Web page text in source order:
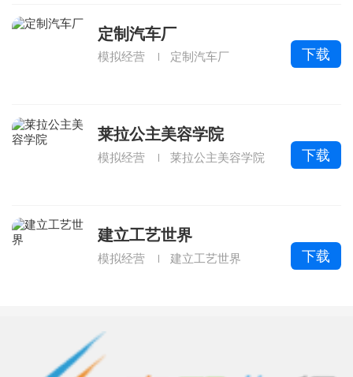
定制汽车厂
模拟经营 定制汽车厂 下载
莱拉公主美容学院
模拟经营 莱拉公主美容学院 下载
建立工艺世界
模拟经营 建立工艺世界 下载